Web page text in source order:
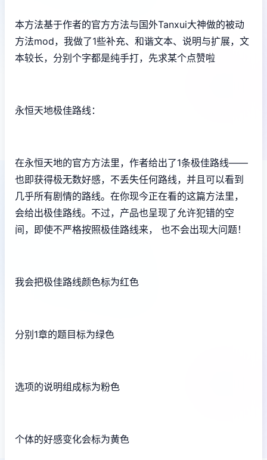
本方法基于作者的官方方法与国外Tanxui大神做的被动
方法mod，我做了1些补充、和谐文本、说明与扩展，文
本较长，分别个字都是纯手打，先求某个点赞啦
永恒天地极佳路线：
在永恒天地的官方方法里，作者给出了1条极佳路线——
也即获得极无数好感，不丢失任何路线，并且可以看到
几乎所有剧情的路线。在你现今正在看的这篇方法里，
会给出极佳路线。不过，产品也呈现了允许犯错的空
间，即使不严格按照极佳路线来， 也不会出现大问题！
我会把极佳路线颜色标为红色
分别1章的题目标为绿色
选项的说明组成标为粉色
个体的好感变化会标为黄色